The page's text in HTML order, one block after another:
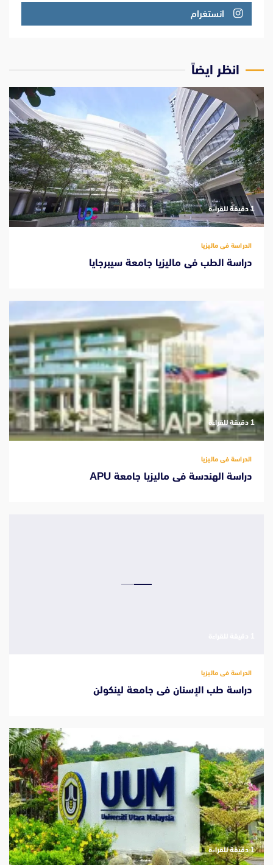
انستغرام
انظر ايضاً
‫1 دقيقة للقراءة
الدراسة فى ماليزيا
دراسة الطب فى ماليزيا جامعة سيبرجايا
‫1 دقيقة للقراءة
الدراسة فى ماليزيا
دراسة الهندسة فى ماليزيا جامعة APU
الدراسة فى ماليزيا
دراسة طب الإسنان فى جامعة لينكولن
‫1 دقيقة للقراءة